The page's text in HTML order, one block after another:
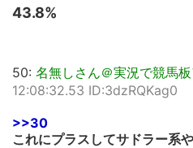
43.8%
50: 名無しさん＠実況で競馬板
12:08:32.53 ID:3dzRQKag0
>>30
これにプラスしてサドラー